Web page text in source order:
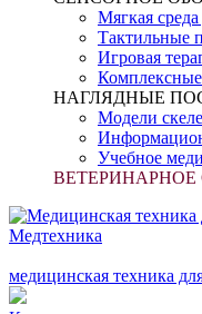
Мягкая
Тактильные
Игровая
НАГЛЯДНЫЕ
Модели
Учебное
ВЕТЕРИНАРНОЕ
Медтехника
медицинская техника